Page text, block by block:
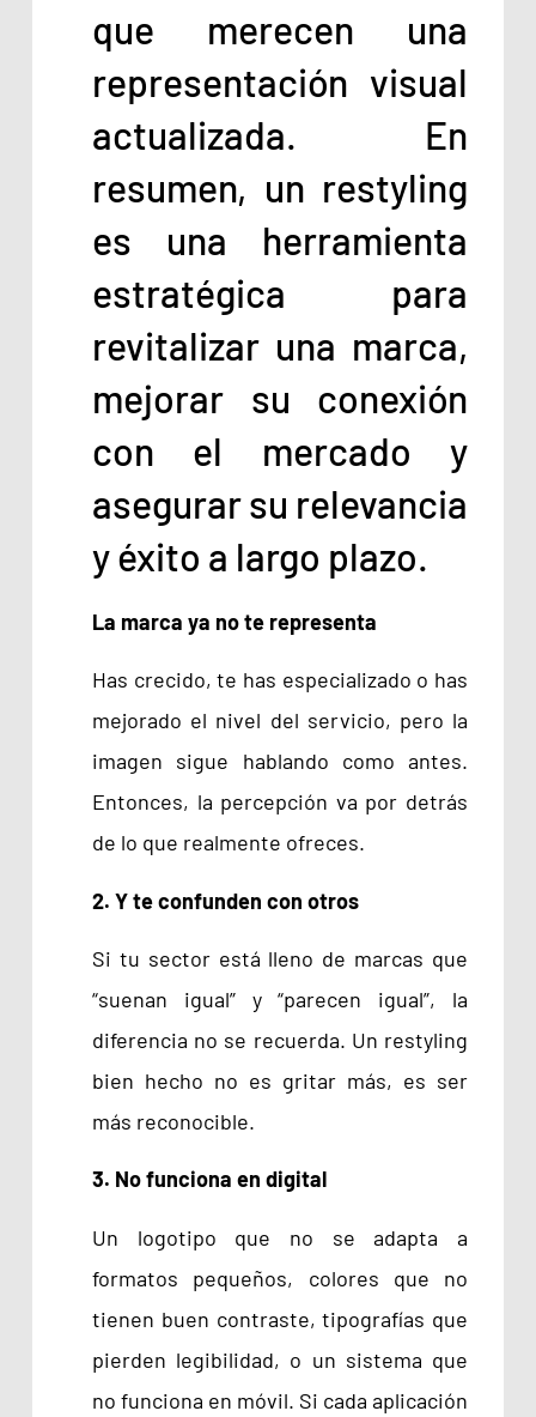
que merecen una
representación visual
actualizada. En
resumen, un restyling
es una herramienta
estratégica para
revitalizar una marca,
mejorar su conexión
con el mercado y
asegurar su relevancia
y éxito a largo plazo.
La marca ya no te representa
Has crecido, te has especializado o has
mejorado el nivel del servicio, pero la
imagen sigue hablando como antes.
Entonces, la percepción va por detrás
de lo que realmente ofreces.
2. Y te confunden con otros
Si tu sector está lleno de marcas que
“suenan igual” y “parecen igual”, la
diferencia no se recuerda. Un restyling
bien hecho no es gritar más, es ser
más reconocible.
3. No funciona en digital
Un logotipo que no se adapta a
formatos pequeños, colores que no
tienen buen contraste, tipografías que
pierden legibilidad, o un sistema que
no funciona en móvil. Si cada aplicación